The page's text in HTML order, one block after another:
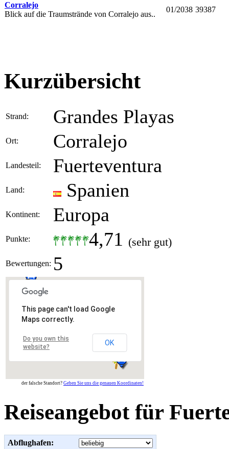
Corralejo
Blick auf die Traumstrände von Corralejo aus..
01/2038 39387
Kurzübersicht
Strand: Grandes Playas
Ort: Corralejo
Landesteil: Fuerteventura
Land: Spanien
Kontinent: Europa
Punkte: 4,71 (sehr gut)
Bewertungen: 5
This page can't load Google
Maps correctly.
Do you own this
website?
OK
der falsche Standort? Geben Sie uns die genauen Koordinaten!
Reiseangebot für
Abflughafen: